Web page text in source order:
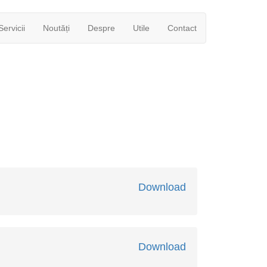
Noutăți Despre Utile Contact
Download
Download